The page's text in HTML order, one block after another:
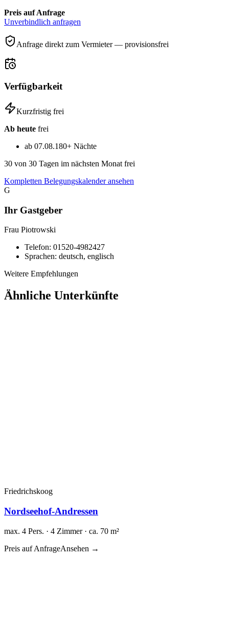
Preis auf Anfrage
Unverbindlich anfragen
Anfrage direkt zum Vermieter — provisionsfrei
Verfügbarkeit
Kurzfristig frei
Ab heute frei
ab 07.08.180+ Nächte
30 von 30 Tagen im nächsten Monat frei
Kompletten Belegungskalender ansehen
G
Ihr Gastgeber
Frau Piotrowski
Telefon: 01520-4982427
Sprachen: deutsch, englisch
Weitere Empfehlungen
Ähnliche Unterkünfte
Friedrichskoog
Nordseehof-Andressen
max. 4 Pers. · 4 Zimmer · ca. 70 m²
Preis auf AnfrageAnsehen →